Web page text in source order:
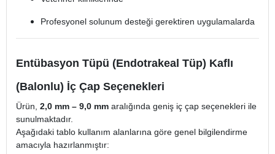
Profesyonel solunum desteği gerektiren uygulamalarda
Entübasyon Tüpü (Endotrakeal Tüp) Kaflı
(Balonlu) İç Çap Seçenekleri
Ürün, 2,0 mm – 9,0 mm aralığında geniş iç çap seçenekleri ile
sunulmaktadır.
Aşağıdaki tablo kullanım alanlarına göre genel bilgilendirme
amacıyla hazırlanmıştır: